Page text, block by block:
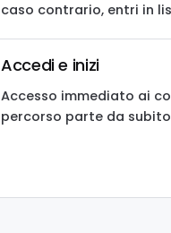
caso contrario, entri in
Accedi e inizi
Accesso immediato ai
percorso parte da